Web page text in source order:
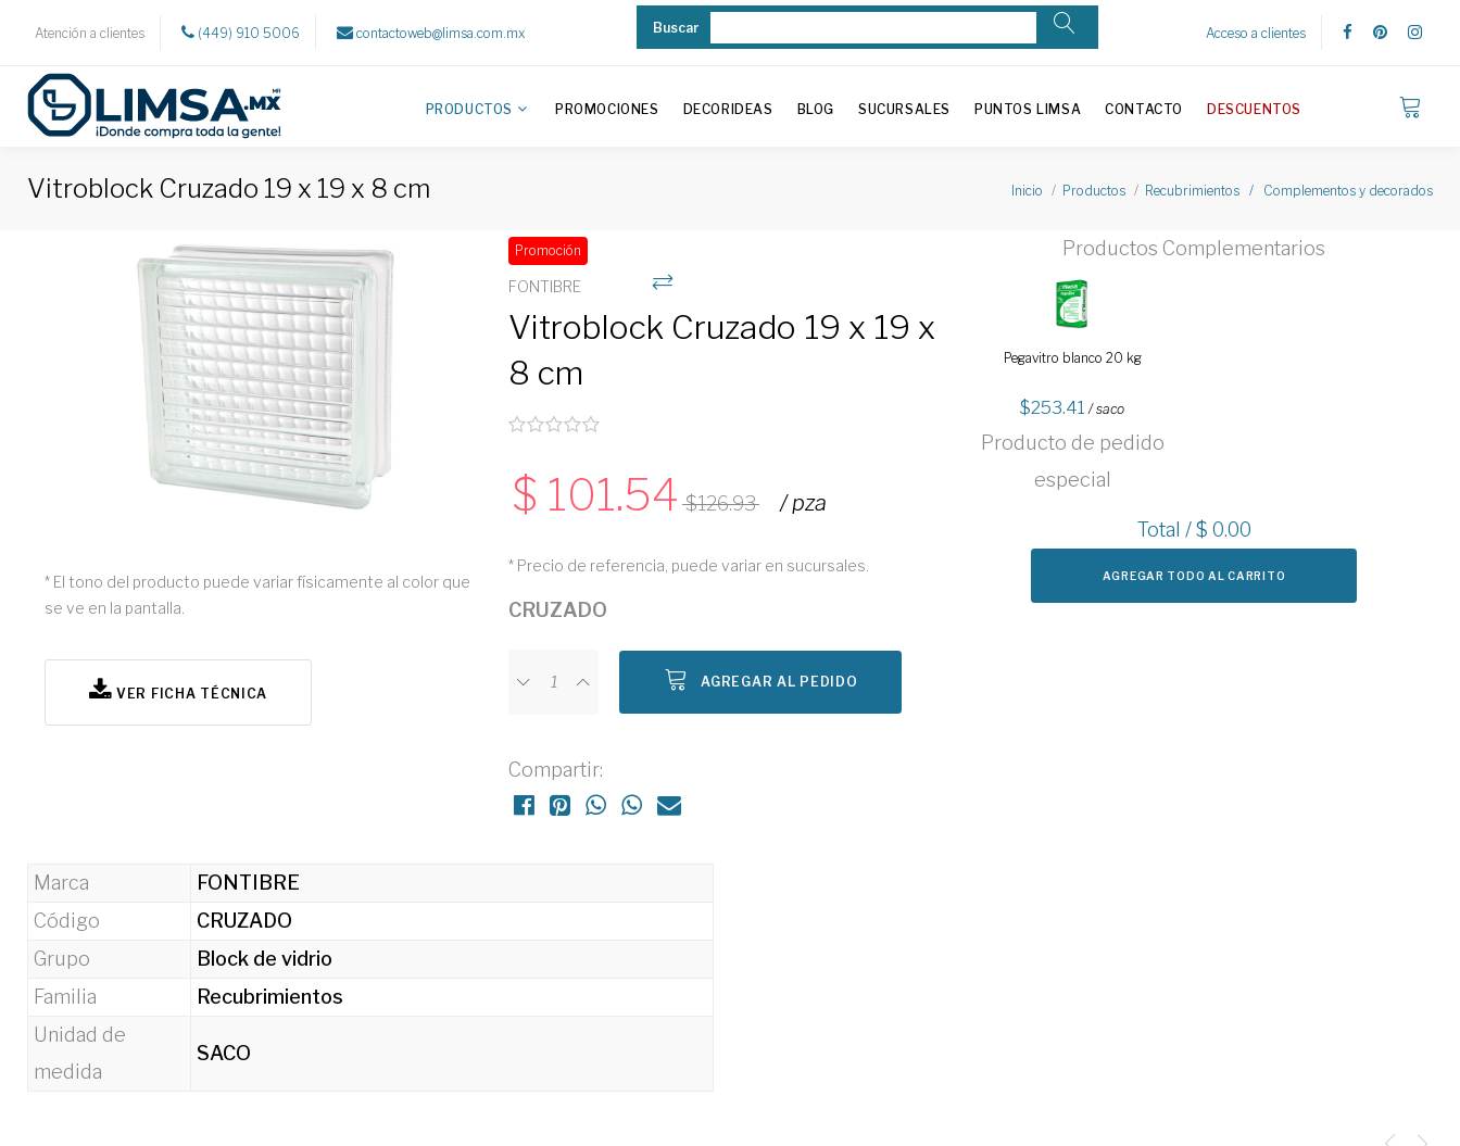
Atención a clientes (449) 910 5006 contactoweb@limsa.com.mx Buscar Acceso a clientes
PRODUCTOS PROMOCIONES DECORIDEAS BLOG SUCURSALES PUNTOS LIMSA CONTACTO DESCUENTOS
Vitroblock Cruzado 19 x 19 x 8 cm Inicio Productos Recubrimientos / Complementos y decorados
* El tono del producto puede variar físicamente al color que
se ve en la pantalla.
VER FICHA TÉCNICA
Promoción
FONTIBRE
Vitroblock Cruzado 19 x 19 x
8 cm
101.54 126.93 / pza
* Precio de referencia, puede variar en sucursales.
CRUZADO
AGREGAR AL PEDIDO
Compartir:
Productos Complementarios
Pegavitro blanco 20 kg
253.41 / saco
Producto de pedido
especial
Total / $ 0.00
AGREGAR TODO AL CARRITO
Marca
FONTIBRE
Código
CRUZADO
Grupo
Block de vidrio
Familia
Recubrimientos
Unidad de
medida
SACO